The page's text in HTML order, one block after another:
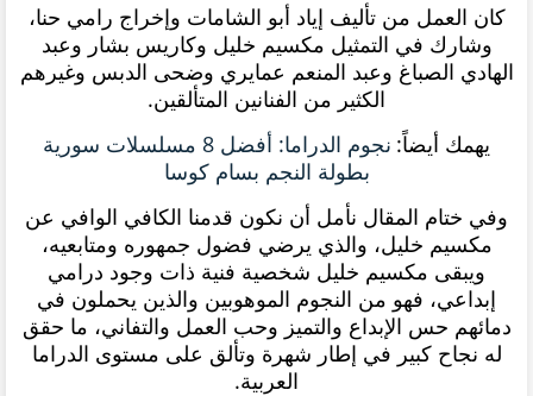
كان العمل من تأليف إياد أبو الشامات وإخراج رامي حنا،
وشارك في التمثيل مكسيم خليل وكاريس بشار وعبد
الهادي الصباغ وعبد المنعم عمايري وضحى الدبس وغيرهم
الكثير من الفنانين المتألقين.
يهمك أيضاً:
نجوم الدراما: أفضل 8 مسلسلات سورية
بطولة النجم بسام كوسا
وفي ختام المقال نأمل أن نكون قدمنا الكافي الوافي عن
مكسيم خليل، والذي يرضي فضول جمهوره ومتابعيه،
ويبقى مكسيم خليل شخصية فنية ذات وجود درامي
إبداعي، فهو من النجوم الموهوبين والذين يحملون في
دمائهم حس الإبداع والتميز وحب العمل والتفاني، ما حقق
له نجاح كبير في إطار شهرة وتألق على مستوى الدراما
العربية.